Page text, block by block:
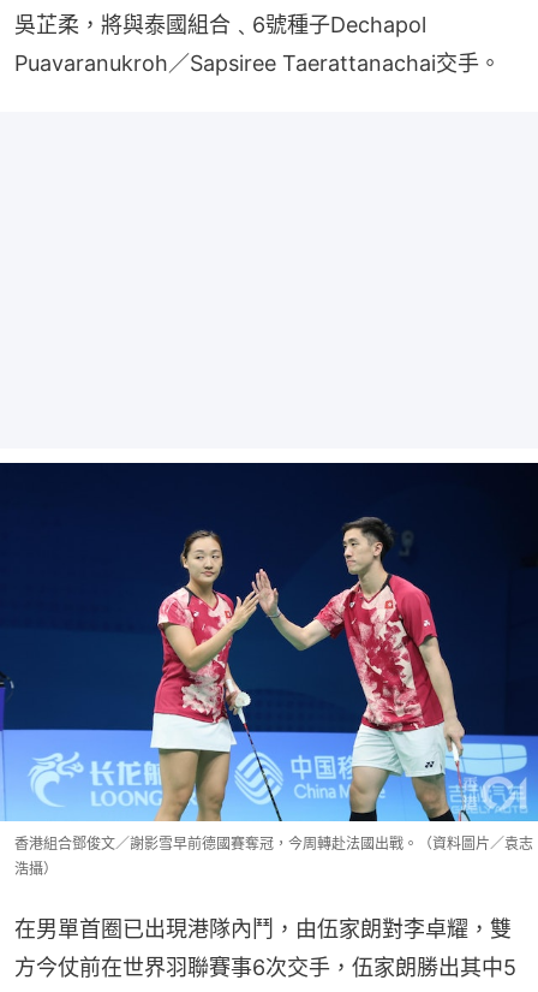
吳芷柔，將與泰國組合﹑6號種子Dechapol
Puavaranukroh／Sapsiree Taerattanachai交手。
香港組合鄧俊文／謝影雪早前德國賽奪冠，今周轉赴法國出戰。（資料圖片／袁志
浩攝）
在男單首圈已出現港隊內鬥，由伍家朗對李卓耀，雙
方今仗前在世界羽聯賽事6次交手，伍家朗勝出其中5